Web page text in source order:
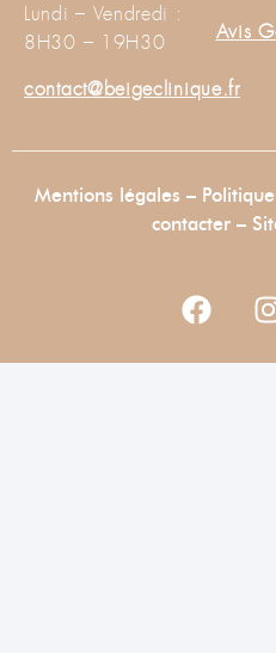
Lundi – Vendredi :
8H30 – 19H30
contact@beigeclinique.fr
Avis
Mentions légales –
contacter –